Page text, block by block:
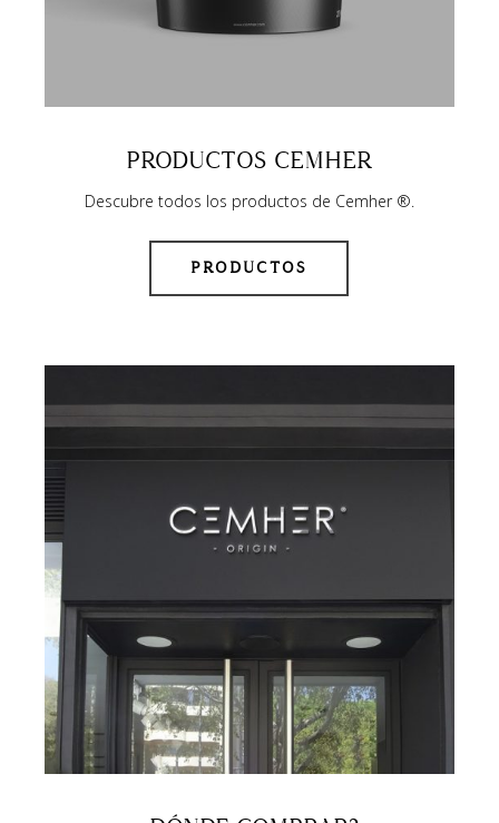
PRODUCTOS CEMHER
Descubre todos los productos de Cemher ®.
PRODUCTOS